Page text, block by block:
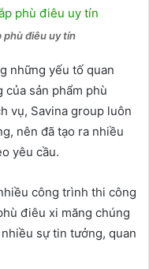
phù điêu uy tín
những yếu tố quan
sản phẩm phù
vụ, Savina group luôn
nên đã tạo ra nhiều
yêu cầu.
công trình thi công
điêu xi măng chúng
sự tin tưởng, quan